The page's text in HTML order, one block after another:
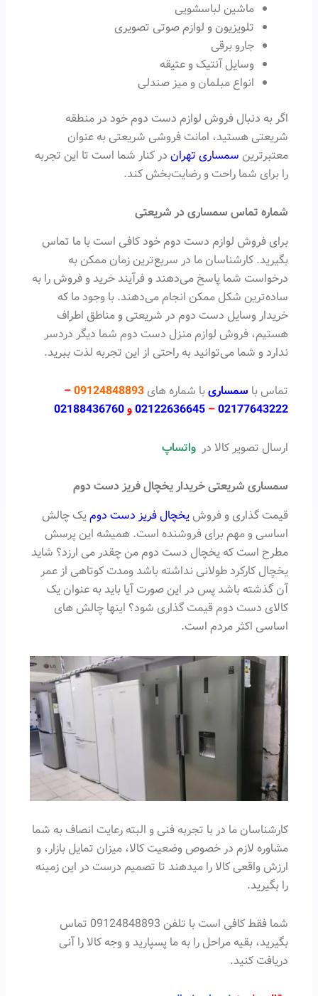
ماشین لباسشویی
تلویزیون و لوازم صوتی تصویری
جارو برقی
وسایل آنتیک و عتیقه
انواع مبلمان و میز صندلی
اگر به دنبال فروش لوازم دست دوم خود در منطقه
شریعتی هستید، امانت فروشی شریعتی به عنوان
معتبرترین سمساری تهران در کنار شما است تا این تجربه
را برای شما راحت و رضایت‌بخش کند.
شماره تماس سمساری در شریعتی
برای فروش لوازم دست دوم خود کافی است با ما تماس
بگیرید. کارشناسان ما در سریع‌ترین زمان ممکن به
درخواست شما پاسخ می‌دهند و فرآیند خرید و فروش را به
ساده‌ترین شکل ممکن انجام می‌دهند. با وجود ما که
خریدار وسایل دست دوم در شریعتی و مناطق اطراف
هستیم، فروش لوازم منزل دست دوم شما دیگر دردسر
ندارد و شما می‌توانید به راحتی از این تجربه لذت ببرید.
تماس با سمساریبا شماره های09124848893
–
02177643222
–
02122636645و02188436760
ارسال تصویر کالا درواتساپ
سمساری شریعتیخریدار یخچال فریز دست دوم
قیمت گذاری و فروشیخچال فریز دست دومیک چالش
اساسی و مهم برای فروشنده است. همیشه این پرسش
مطرح است که یخچال دست دوم من چقدر می ارزد؟ شاید
یخچال کارکرد طولانی نداشته باشد ومدت کوتاهی از عمر
آن گذشته باشد پس در این صورت آیا باید به عنوان یک
کالای دست دوم قیمت گذاری شود؟ اینها چالش های
اساسی اکثر مردم است.
کارشناسان ما در با تجربه فنی و البته رعایت انصاف به شما
مشاوره لازم در خصوص وضعیت کالا، میزان تمایل بازار، و
ارزش واقعی کالا را میدهند تا تصمیم درست در این زمینه
را بگیرید.
شما فقط کافی است با تلفن 09124848893 تماس
بگیرید، بقیه مراحل را به ما پسپارید و وجه کالا را آنی
دریافت کنید.